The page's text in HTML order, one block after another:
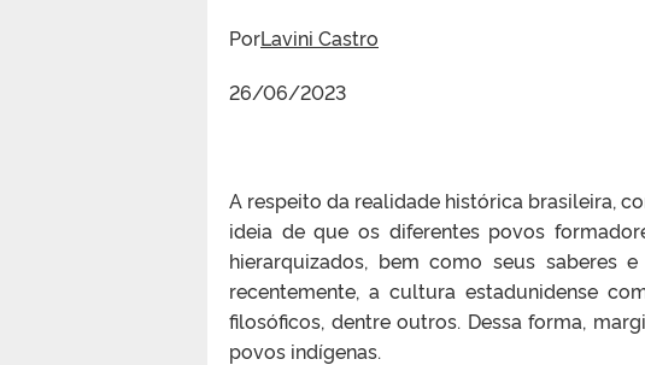
PorLavini Castro
26/06/2023
A respeito da realidade histórica brasileira,
ideia de que os diferentes povos
hierarquizados, bem como seus saberes
recentemente, a cultura estadunidense
filosóficos, dentre outros. Dessa forma,
povos indígenas.